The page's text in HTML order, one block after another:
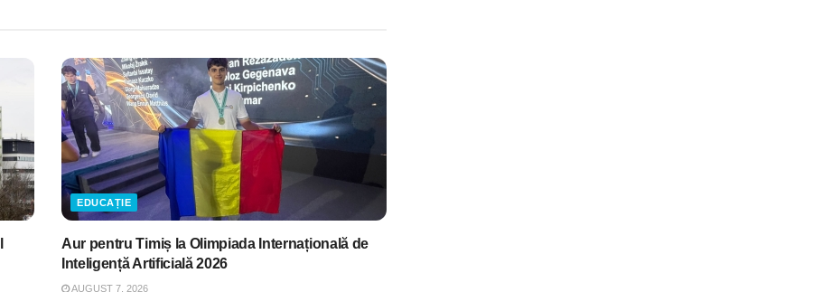
EDUCAȚIE
Aur pentru Timiș la Olimpiada Internațională de
Inteligență Artificială 2026
AUGUST 7, 2026